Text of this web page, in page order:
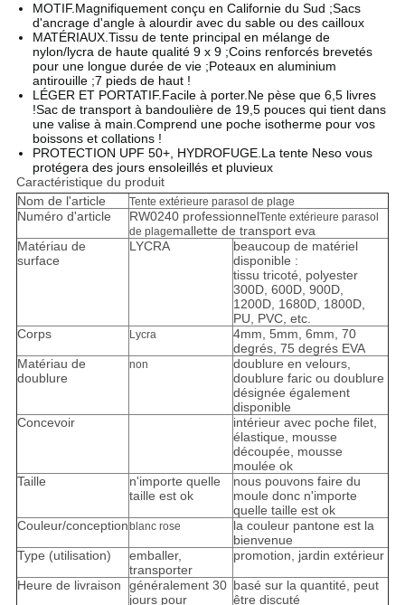
MOTIF.Magnifiquement conçu en Californie du Sud ;Sacs
d'ancrage d'angle à alourdir avec du sable ou des cailloux
MATÉRIAUX.Tissu de tente principal en mélange de
nylon/lycra de haute qualité 9 x 9 ;Coins renforcés brevetés
pour une longue durée de vie ;Poteaux en aluminium
antirouille ;7 pieds de haut !
LÉGER ET PORTATIF.Facile à porter.Ne pèse que 6,5 livres
!Sac de transport à bandoulière de 19,5 pouces qui tient dans
une valise à main.Comprend une poche isotherme pour vos
boissons et collations !
PROTECTION UPF 50+, HYDROFUGE.La tente Neso vous
protégera des jours ensoleillés et pluvieux
Caractéristique du produit
Nom de l'article
Tente extérieure parasol de plage
Numéro d'article RW0240 professionnelTente extérieure parasol
de plagemallette de transport eva
Matériau de
surface
LYCRA
beaucoup de matériel
disponible :
tissu tricoté, polyester
300D, 600D, 900D,
1200D, 1680D, 1800D,
PU, ​​PVC, etc.
Corps
Lycra
4mm, 5mm, 6mm, 70
degrés, 75 degrés EVA
Matériau de
doublure
non
doublure en velours,
doublure faric ou doublure
désignée également
disponible
Concevoir
intérieur avec poche filet,
élastique, mousse
découpée, mousse
moulée ok
Taille
n'importe quelle
taille est ok
nous pouvons faire du
moule donc n'importe
quelle taille est ok
Couleur/conception blanc rose
la couleur pantone est la
bienvenue
Type (utilisation)
emballer,
transporter
promotion, jardin extérieur
Heure de livraison
généralement 30
jours pour
basé sur la quantité, peut
être discuté